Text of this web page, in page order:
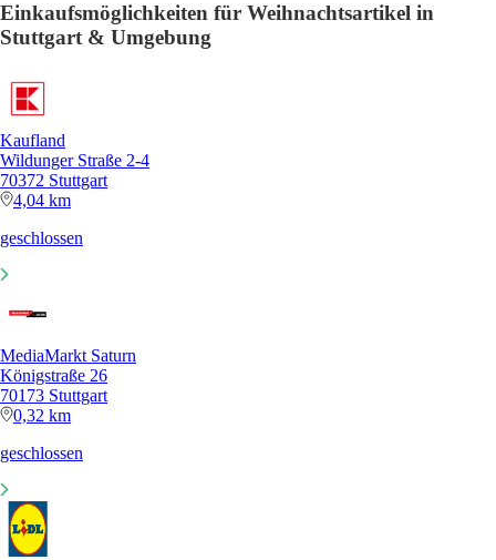
Einkaufsmöglichkeiten für Weihnachtsartikel in
Stuttgart & Umgebung
Kaufland
Wildunger Straße 2-4
70372 Stuttgart
4,04 km
geschlossen
MediaMarkt Saturn
Königstraße 26
70173 Stuttgart
0,32 km
geschlossen